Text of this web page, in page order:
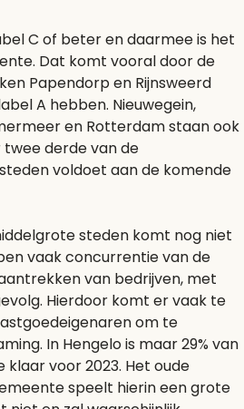
C of beter en daarmee is het
Dat komt vooral door de
Papendorp en Rijnsweerd
A hebben. Nieuwegein,
en Rotterdam staan ook
twee derde van de
voldoet aan de komende
steden komt nog niet
vaak concurrentie van de
van bedrijven, met
Hierdoor komt er vaak te
om te
In Hengelo is maar 29% van
voor 2023. Het oude
speelt hierin een grote